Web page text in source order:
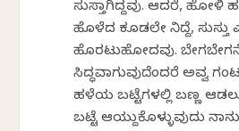
ಸುಸ್ತಾಗಿದ್ದವು. ಆದರೆ, ಹೋಳಿ
ಹೊಳೆದ ಕೂಡಲೇ ನಿದ್ದೆ, ಸುಸ್ತು
ಹೊರಟುಹೋದವು.
ಸಿದ್ಧವಾಗುವುದೆಂದರೆ ಅವ್ವ
ಹಳೆಯ ಬಟ್ಟೆಗಳಲ್ಲಿ ಬಣ್ಣ
ಬಟ್ಟೆ ಆಯ್ದುಕೊಳ್ಳುವುದು